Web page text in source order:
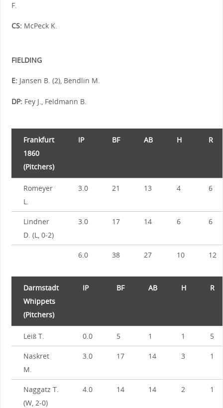
F.
CS:McPeck K.
FIELDING
E:Jansen B. (2), Bendlin M.
DP:Fey J., Feldmann B.
Frankfurt
1860
(Pitchers)
IP BF AB H R
Romeyer
L.
3.0 21 13 4 6
Lindner
D. (L, 0-2)
3.0 17 14 6 6
6.0 38 27 10 12
Darmstadt
Whippets
(Pitchers)
IP BF AB H R
Leiß T. 0.0 5 1 1 5
Naskret
M.
3.0 17 14 3 1
Naggatz T.
(W, 2-0)
4.0 14 14 2 1